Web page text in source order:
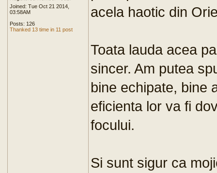
Joined: Tue Oct 21 2014,
03:58AM
Posts: 126
Thanked 13 time in 11 post
acela haotic din
Toata lauda acea
sincer. Am putea
bine echipate, bine
eficienta lor va fi
focului.
Si sunt sigur ca